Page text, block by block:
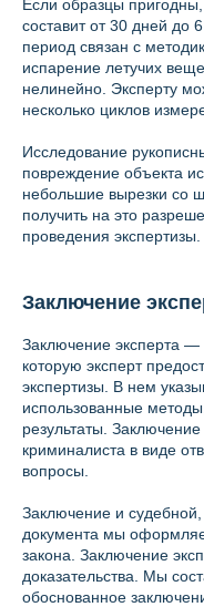
Если образцы
составит от 30 дней до
период связан с
испарение летучих
нелинейно. Эксперту
несколько циклов
Исследование
повреждение объекта
небольшие вырезки со
получить на это
проведения экспертизы.
Заключение
Заключение эксперта —
которую эксперт
экспертизы. В нем
использованные
результаты.
криминалиста в виде
вопросы.
Заключение и судебной,
документа мы
закона. Заключение
доказательства. Мы
обоснованное